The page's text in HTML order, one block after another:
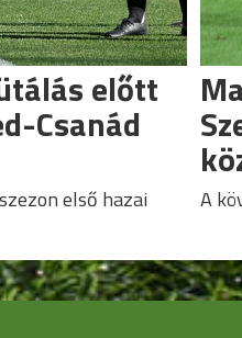
előtt
Csanád
első hazai
A